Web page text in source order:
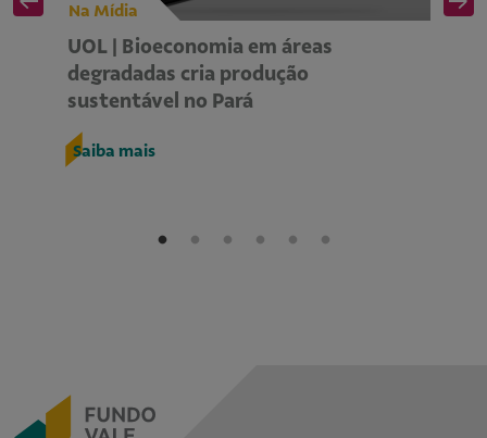
Na Mídia
UOL | Bioeconomia em áreas
degradadas cria produção
sustentável no Pará
Saiba mais